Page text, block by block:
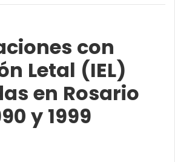
con
Letal (IEL)
en Rosario
y 1999